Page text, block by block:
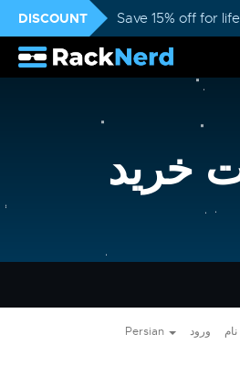
DISCOUNT Save 15% off for
خرید
Persian ورود